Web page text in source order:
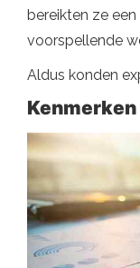
bereikten ze
voorspellende
Aldus konden
Kenmerken